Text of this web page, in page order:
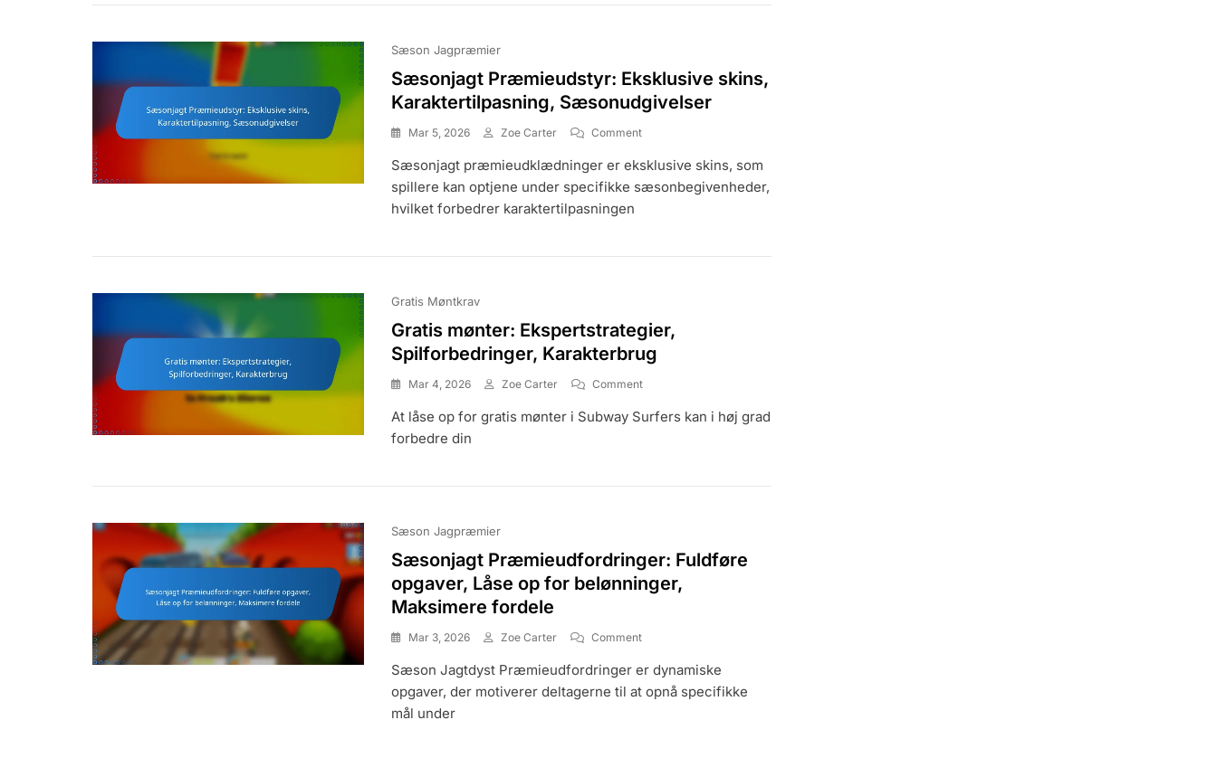
Sæson Jagpræmier
Sæsonjagt Præmieudstyr: Eksklusive skins,
Karaktertilpasning, Sæsonudgivelser
Mar 5, 2026 Zoe Carter CommentOn
Præmieudstyr:
Eksklusive
Sæsonjagt præmieudklædninger er eksklusive skins, som
spillere kan optjene under specifikke sæsonbegivenheder,
hvilket forbedrer karaktertilpasningen
Gratis Møntkrav
Gratis mønter: Ekspertstrategier,
Spilforbedringer, Karakterbrug
Mar 4, 2026 Zoe Carter CommentOn
Mønter:
At låse op for gratis mønter i Subway Surfers kan i høj grad
forbedre din
Sæson Jagpræmier
Sæsonjagt Præmieudfordringer: Fuldføre
opgaver, Låse op for belønninger,
Maksimere fordele
Mar 3, 2026 Zoe Carter CommentOn
Præmieudfordringer:
Fuldføre
Sæson Jagtdyst Præmieudfordringer er dynamiske
opgaver, der motiverer deltagerne til at opnå specifikke
mål under